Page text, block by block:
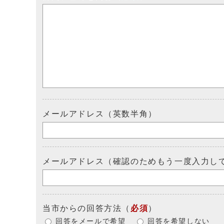
メールアドレス（英数半角）
メールアドレス（確認のためもう一度入力し
当市からの回答方法 （ 必須）
回答をメールで希望 回答を希望しない